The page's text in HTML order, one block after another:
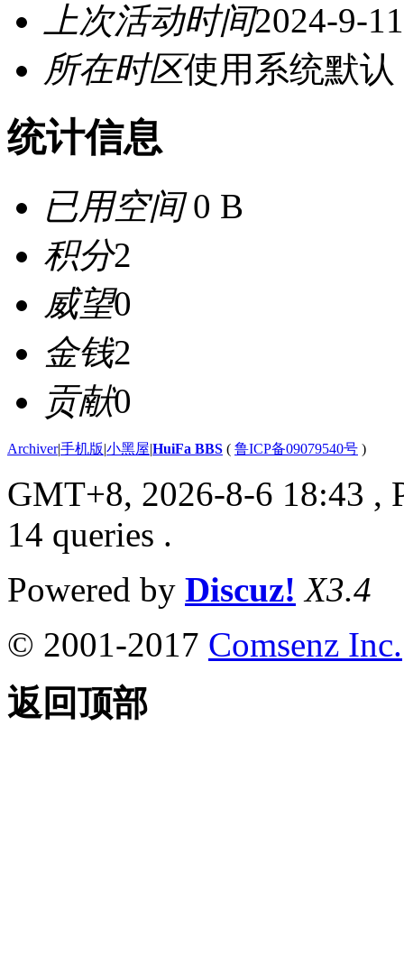
上次活动时间2024-9-
所在时区使用系统默认
统计信息
已用空间0 B
积分2
威望0
金钱2
贡献0
Archiver|手机版|小黑屋|HuiFa BBS ( 鲁ICP备09079540号 )
GMT+8, 2026-8-6 18:43 ,
14 queries .
Powered by Discuz! X3.4
© 2001-2017 Comsenz Inc.
返回顶部